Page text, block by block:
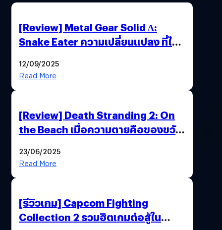
[Review] Metal Gear Solid Δ:
Snake Eater ความเปลี่ยนแปลง ที่ไม่
12/09/2025
Read More
[Review] Death Stranding 2: On
the Beach เมื่อความตายคือของขวัญ
ของมนุษย์
23/06/2025
Read More
[รีวิวเกม] Capcom Fighting
Collection 2 รวมฮิตเกมต่อสู้ใน